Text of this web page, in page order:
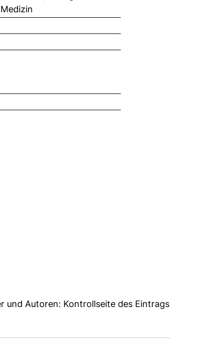
und Autoren: Kontrollseite des Eintrags